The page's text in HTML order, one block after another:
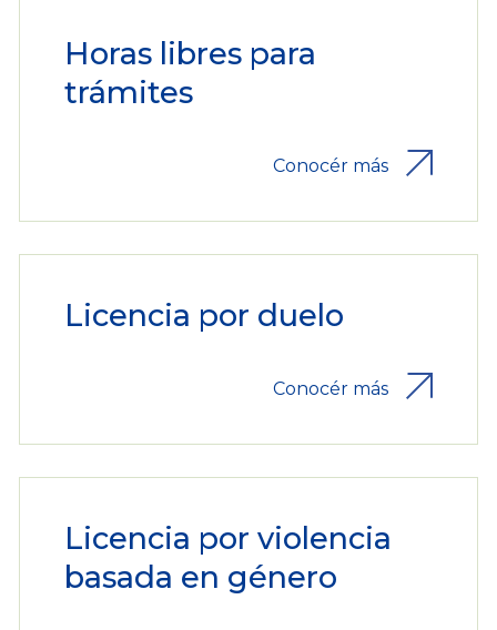
Horas libres para
trámites
Conocér más
Licencia por duelo
Conocér más
Licencia por violencia
basada en género